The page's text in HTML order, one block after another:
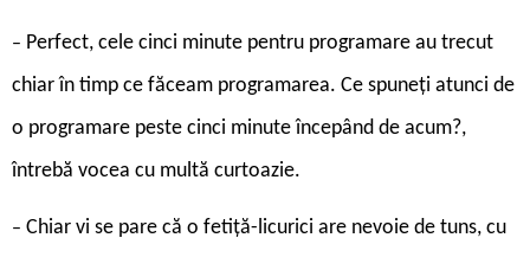
– Perfect, cele cinci minute pentru programare au trecut
chiar în timp ce făceam programarea. Ce spuneți atunci de
o programare peste cinci minute începând de acum?,
întrebă vocea cu multă curtoazie.
– Chiar vi se pare că o fetiță-licurici are nevoie de tuns, cu